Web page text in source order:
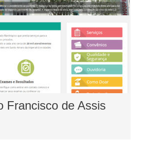
Francisco de Assis